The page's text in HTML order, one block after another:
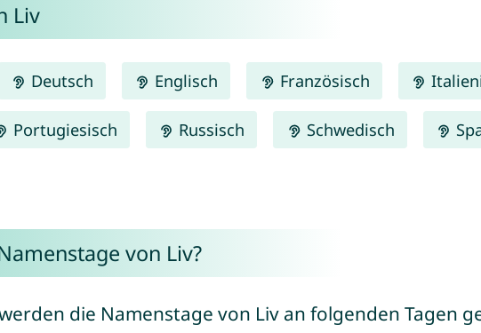
Liv
Deutsch Englisch Französisch
Portugiesisch Russisch Schwedisch
von Liv?
die Namenstage von Liv an folgenden Tagen